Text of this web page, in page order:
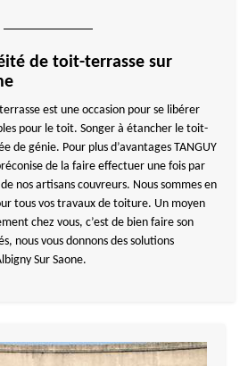
de toit-terrasse sur
est une occasion pour se libérer
pour le toit. Songer à étancher le toit-
de génie. Pour plus d’avantages TANGUY
de la faire effectuer une fois par
nos artisans couvreurs. Nous sommes en
tous vos travaux de toiture. Un moyen
chez vous, c’est de bien faire son
nous vous donnons des solutions
Sur Saone.